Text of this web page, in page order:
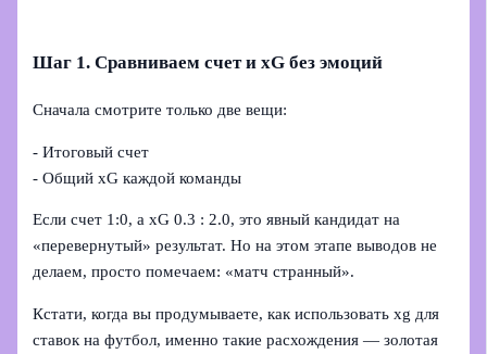
Шаг 1. Сравниваем счет и xG без эмоций
Сначала смотрите только две вещи:
- Итоговый счет
- Общий xG каждой команды
Если счет 1:0, а xG 0.3 : 2.0, это явный кандидат на
«перевернутый» результат. Но на этом этапе выводов не
делаем, просто помечаем: «матч странный».
Кстати, когда вы продумываете, как использовать xg для
ставок на футбол, именно такие расхождения — золотая